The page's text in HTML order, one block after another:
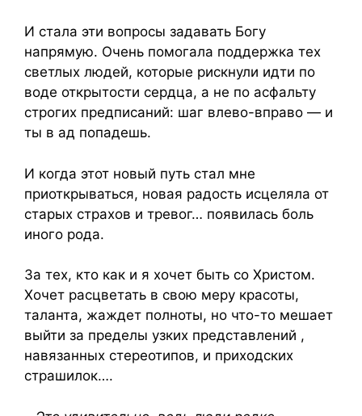
И стала эти вопросы задавать Богу
напрямую. Очень помогала поддержка тех
светлых людей, которые рискнули идти по
воде открытости сердца, а не по асфальту
строгих предписаний: шаг влево-вправо — и
ты в ад попадешь.
И когда этот новый путь стал мне
приоткрываться, новая радость исцеляла от
старых страхов и тревог… появилась боль
иного рода.
За тех, кто как и я хочет быть со Христом.
Хочет расцветать в свою меру красоты,
таланта, жаждет полноты, но что-то мешает
выйти за пределы узких представлений ,
навязанных стереотипов, и приходских
страшилок….